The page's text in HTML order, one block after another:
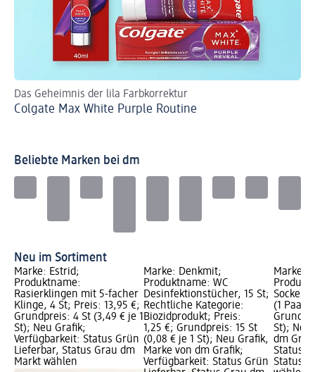
Das Geheimnis der lila Farbkorrektur
Colgate Max White Purple Routine
Beliebte Marken bei dm
Neu im Sortiment
Marke: Estrid;
Produktname:
Rasierklingen mit 5-facher
Klinge, 4 St; Preis: 13,95 €;
Grundpreis: 4 St (3,49 € je 1
St); Neu Grafik;
Verfügbarkeit: Status Grün
Lieferbar, Status Grau dm
Markt wählen
Marke: Denkmit;
Produktname: WC
Desinfektionstücher, 15 St;
Rechtliche Kategorie:
Biozidprodukt; Preis:
1,25 €; Grundpreis: 15 St
(0,08 € je 1 St); Neu Grafik,
Marke von dm Grafik;
Verfügbarkeit: Status Grün
Marke:
Socken
(1
St); Neu
dm
Status
Status